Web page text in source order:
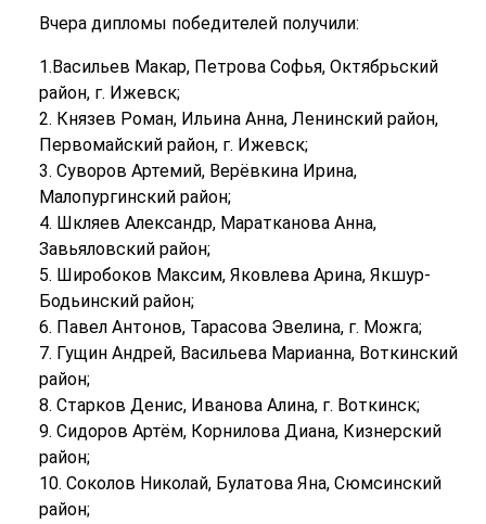
Вчера дипломы победителей получили:
1.Васильев Макар, Петрова Софья, Октябрьский
район, г. Ижевск;
2. Князев Роман, Ильина Анна, Ленинский район,
Первомайский район, г. Ижевск;
3. Суворов Артемий, Верёвкина Ирина,
Малопургинский район;
4. Шкляев Александр, Маратканова Анна,
Завьяловский район;
5. Широбоков Максим, Яковлева Арина, Якшур-
Бодьинский район;
6. Павел Антонов, Тарасова Эвелина, г. Можга;
7. Гущин Андрей, Васильева Марианна, Воткинский
район;
8. Старков Денис, Иванова Алина, г. Воткинск;
9. Сидоров Артём, Корнилова Диана, Кизнерский
район;
10. Соколов Николай, Булатова Яна, Сюмсинский
район;